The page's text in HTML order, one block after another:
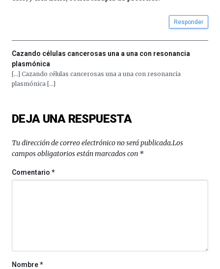
iniciativa,
Cátedra…
Responder
Cazando células cancerosas una a una con resonancia
plasmónica
[…] Cazando células cancerosas una a una con resonancia
plasmónica […]
DEJA UNA RESPUESTA
Tu dirección de correo electrónico no será publicada.Los
campos obligatorios están marcados con *
Comentario*
Nombre*